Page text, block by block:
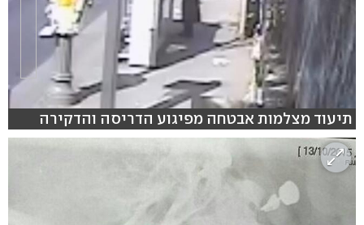
תיעוד מצלמות אבטחה מפיגוע הדריסה והדקירה